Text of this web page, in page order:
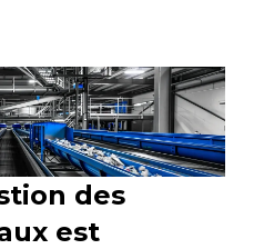
des
est